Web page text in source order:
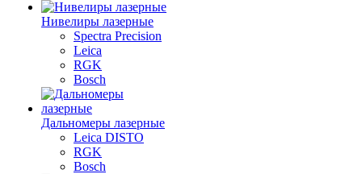
Нивелиры лазерные
Spectra Precision
Leica
RGK
Bosch
Дальномеры лазерные
Leica DISTO
RGK
Bosch